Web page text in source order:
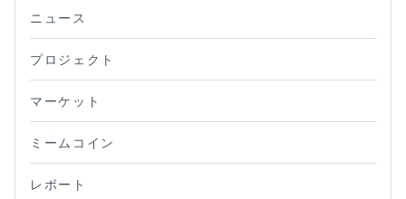
ニュース
プロジェクト
マーケット
ミームコイン
レポート